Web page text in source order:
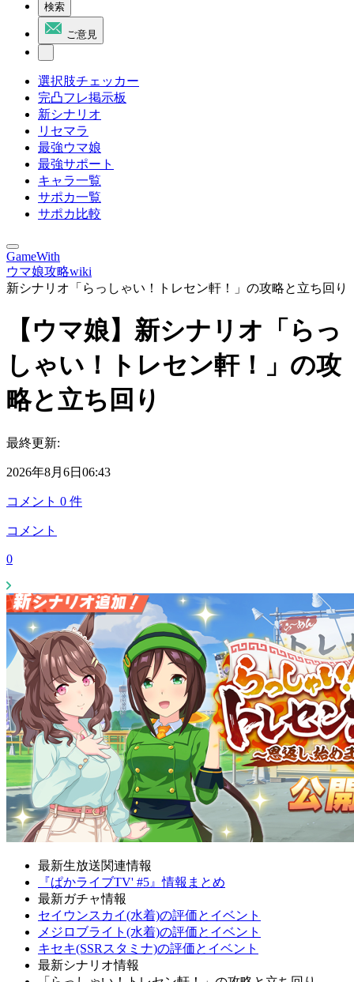
検索
ご意見
選択肢チェッカー
完凸フレ掲示板
新シナリオ
リセマラ
最強ウマ娘
最強サポート
キャラ一覧
サポカ一覧
サポカ比較
GameWith
ウマ娘攻略wiki
新シナリオ「らっしゃい！トレセン軒！」の攻略と立ち回り
【ウマ娘】新シナリオ「らっ
しゃい！トレセン軒！」の攻
略と立ち回り
最終更新:
2026年8月6日06:43
コメント 0 件
コメント
0
最新生放送関連情報
『ぱかライブTV' #5』情報まとめ
最新ガチャ情報
セイウンスカイ(水着)の評価とイベント
メジロブライト(水着)の評価とイベント
キセキ(SSRスタミナ)の評価とイベント
最新シナリオ情報